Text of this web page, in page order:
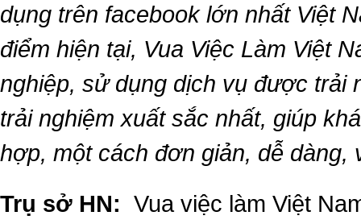
dụng trên facebook lớn nhất Việt
điểm hiện tại, Vua Việc Làm Việt
nghiệp, sử dụng dịch vụ được trải
trải nghiệm xuất sắc nhất, giúp
hợp, một cách đơn giản, dễ dàng,
Trụ sở HN: Vua việc làm Việt